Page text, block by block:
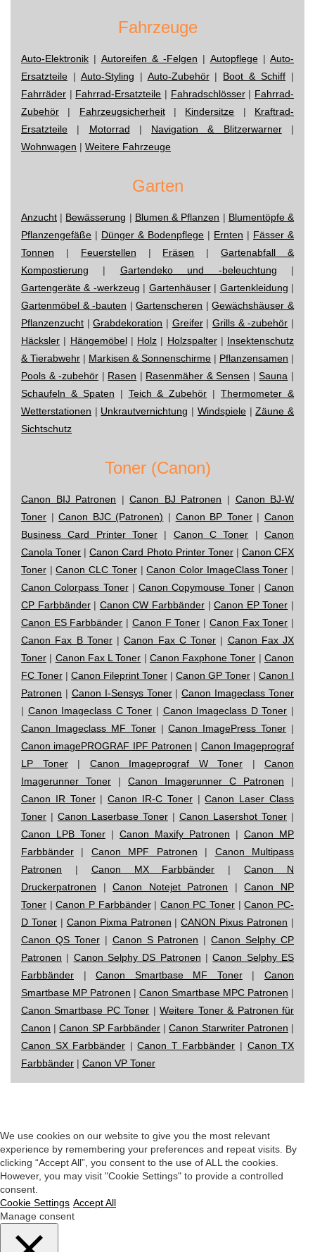
Fahrzeuge
Auto-Elektronik | Autoreifen & -Felgen | Autopflege| Auto-
Ersatzteile | Auto-Styling | Auto-Zubehör| Boot & Schiff |
Fahrräder | Fahrrad-Ersatzteile | Fahradschlösser| Fahrrad-
Zubehör | Fahrzeugsicherheit| Kindersitze | Kraftrad-
Ersatzteile | Motorrad | Navigation & Blitzerwarner|
Wohnwagen | Weitere Fahrzeuge
Garten
Anzucht | Bewässerung | Blumen & Pflanzen | Blumentöpfe &
Pflanzengefäße | Dünger & Bodenpflege | Ernten | Fässer &
Tonnen | Feuerstellen | Fräsen |Gartenabfall &
Kompostierung | Gartendeko und -beleuchtung |
Gartengeräte & -werkzeug | Gartenhäuser| Gartenkleidung |
Gartenmöbel & -bauten |Gartenscheren |Gewächshäuser &
Pflanzenzucht |Grabdekoration | Greifer|Grills & -zubehör |
Häcksler | Hängemöbel| Holz | Holzspalter| Insektenschutz
& Tierabwehr | Markisen & Sonnenschirme | Pflanzensamen |
Pools & -zubehör | Rasen | Rasenmäher & Sensen |Sauna |
Schaufeln & Spaten | Teich & Zubehör |Thermometer &
Wetterstationen | Unkrautvernichtung | Windspiele|Zäune &
Sichtschutz
Toner (Canon)
Canon BIJ Patronen |Canon BJ Patronen | Canon BJ-W
Toner |Canon BJC (Patronen) | Canon BP Toner|Canon
Business Card Printer Toner | Canon C Toner |Canon
Canola Toner |Canon Card Photo Printer Toner| Canon CFX
Toner |Canon CLC Toner|Canon Color ImageClass Toner |
Canon Colorpass Toner| Canon Copymouse Toner| Canon
CP Farbbänder| Canon CW Farbbänder |Canon EP Toner |
Canon ES Farbbänder | Canon F Toner | Canon Fax Toner |
Canon Fax B Toner|Canon Fax C Toner | Canon Fax JX
Toner | Canon Fax L Toner | Canon Faxphone Toner |Canon
FC Toner | Canon Fileprint Toner | Canon GP Toner | Canon I
Patronen | Canon I-Sensys Toner|Canon Imageclass Toner
| Canon Imageclass C Toner | Canon Imageclass D Toner |
Canon Imageclass MF Toner|Canon ImagePress Toner |
Canon imagePROGRAF IPF Patronen | Canon Imageprograf
LP Toner| Canon Imageprograf W Toner | Canon
Imagerunner Toner | Canon Imagerunner C Patronen |
Canon IR Toner|Canon IR-C Toner|Canon Laser Class
Toner | Canon Laserbase Toner | Canon Lasershot Toner |
Canon LPB Toner | Canon Maxify Patronen | Canon MP
Farbbänder | Canon MPF Patronen | Canon Multipass
Patronen | Canon MX Farbbänder |Canon N
Druckerpatronen |Canon Notejet Patronen |Canon NP
Toner |Canon P Farbbänder| Canon PC Toner |Canon PC-
D Toner| Canon Pixma Patronen |CANON Pixus Patronen |
Canon QS Toner| Canon S Patronen |Canon Selphy CP
Patronen | Canon Selphy DS Patronen |Canon Selphy ES
Farbbänder |Canon Smartbase MF Toner|Canon
Smartbase MP Patronen | Canon Smartbase MPC Patronen |
Canon Smartbase PC Toner |Weitere Toner & Patronen für
Canon |Canon SP Farbbänder|Canon Starwriter Patronen |
Canon SX Farbbänder |Canon T Farbbänder | Canon TX
Farbbänder | Canon VP Toner
We use cookies on our website to give you the most relevant
experience by remembering your preferences and repeat visits. By
clicking “Accept All”, you consent to the use of ALL the cookies.
However, you may visit "Cookie Settings" to provide a controlled
consent.
Cookie Settings Accept All
Manage consent